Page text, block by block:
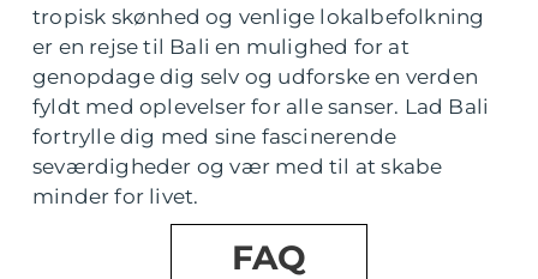
tropisk skønhed og venlige lokalbefolkning
er en rejse til Bali en mulighed for at
genopdage dig selv og udforske en verden
fyldt med oplevelser for alle sanser. Lad Bali
fortrylle dig med sine fascinerende
seværdigheder og vær med til at skabe
minder for livet.
FAQ